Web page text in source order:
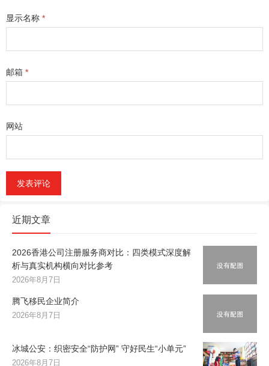
显示名称 *
邮箱 *
网站
近期文章
2026香港公司注册服务商对比：四类模式深度解
析与真实机构横向对比参考
2026年8月7日
腾飞移民企业简介
2026年8月7日
冰城公安：织密安全“防护网” 守好民生“小单元”
2026年8月7日